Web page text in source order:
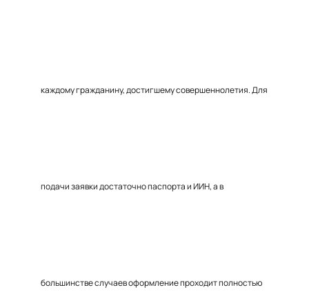
каждому гражданину, достигшему совершеннолетия. Для
подачи заявки достаточно паспорта и ИИН, а в
большинстве случаев оформление проходит полностью